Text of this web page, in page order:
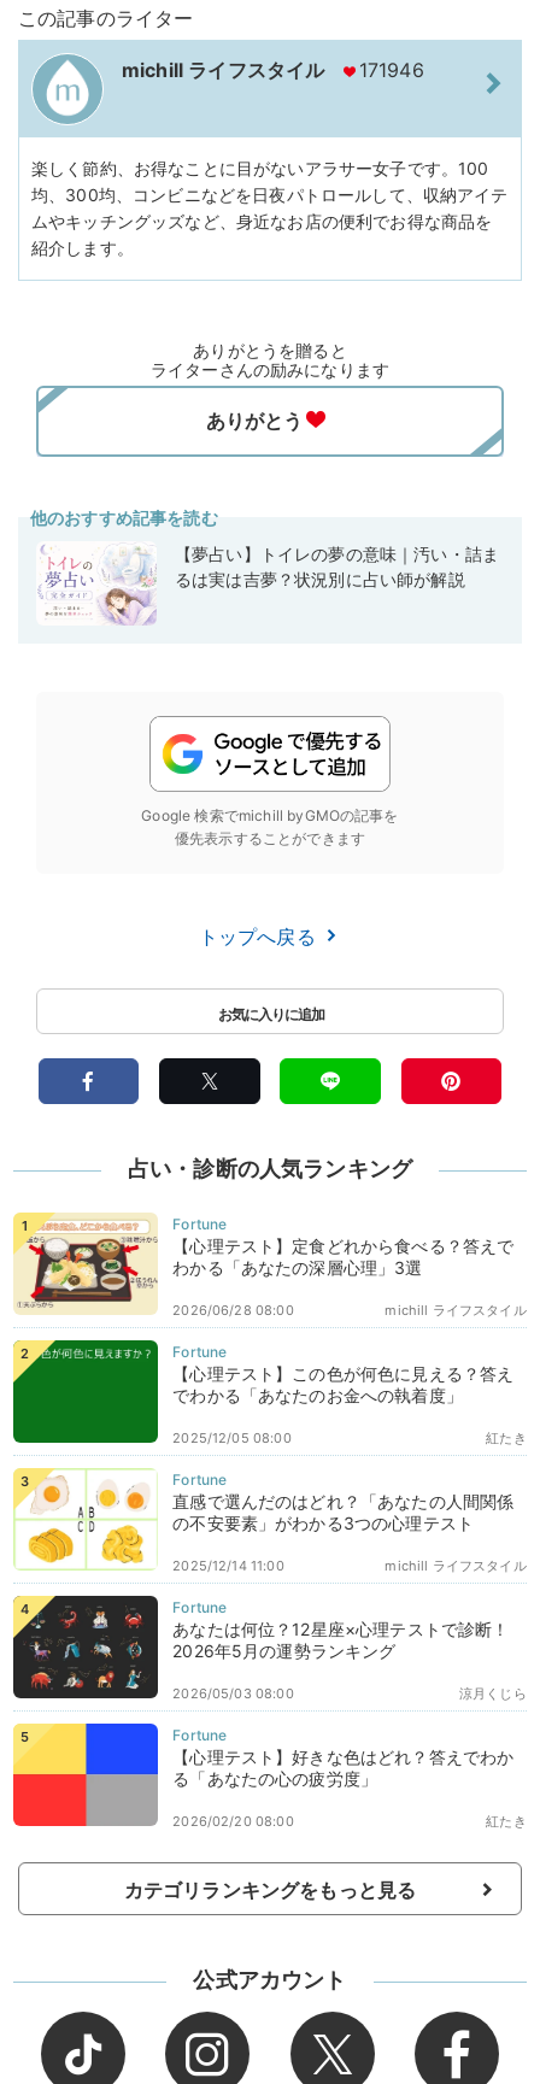
この記事のライター
michill ライフスタイル 171946
楽しく節約、お得なことに目がないアラサー女子です。100
均、300均、コンビニなどを日夜パトロールして、収納アイテ
ムやキッチングッズなど、身近なお店の便利でお得な商品を
紹介します。
ありがとうを贈ると
ライターさんの励みになります
他のおすすめ記事を読む
【夢占い】トイレの夢の意味｜汚い・詰ま
るは実は吉夢？状況別に占い師が解説
Google 検索でmichill byGMOの記事を
優先表示することができます
トップへ戻る
占い・診断の人気ランキング
【心理テスト】定食どれから食べる？答えで
わかる「あなたの深層心理」3選
michill ライフスタイル
2026/06/28 08:00
【心理テスト】この色が何色に見える？答え
でわかる「あなたのお金への執着度」
紅たき
2025/12/05 08:00
直感で選んだのはどれ？「あなたの人間関係
の不安要素」がわかる3つの心理テスト
michill ライフスタイル
2025/12/14 11:00
あなたは何位？12星座×心理テストで診断！
2026年5月の運勢ランキング
涼月くじら
2026/05/03 08:00
【心理テスト】好きな色はどれ？答えでわか
る「あなたの心の疲労度」
紅たき
2026/02/20 08:00
カテゴリランキングをもっと見る
公式アカウント